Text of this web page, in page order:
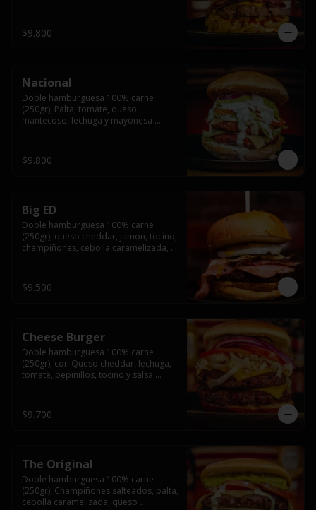
brioche y acompañado de papas
fritas.
$9.800
Nacional
Doble hamburguesa 100% carne
(250gr), Palta, tomate, queso
mantecoso, lechuga y mayonesa
$9.800
Big ED
Doble hamburguesa 100% carne
(250gr), queso cheddar, jamon, tocino,
champiñones, cebolla caramelizada,
$9.500
Cheese Burger
Doble hamburguesa 100% carne
(250gr), con Queso cheddar, lechuga,
tomate, pepinillos, tocino y salsa
$9.700
The Original
Doble hamburguesa 100% carne
(250gr), Champiñones salteados, palta,
cebolla caramelizada, queso